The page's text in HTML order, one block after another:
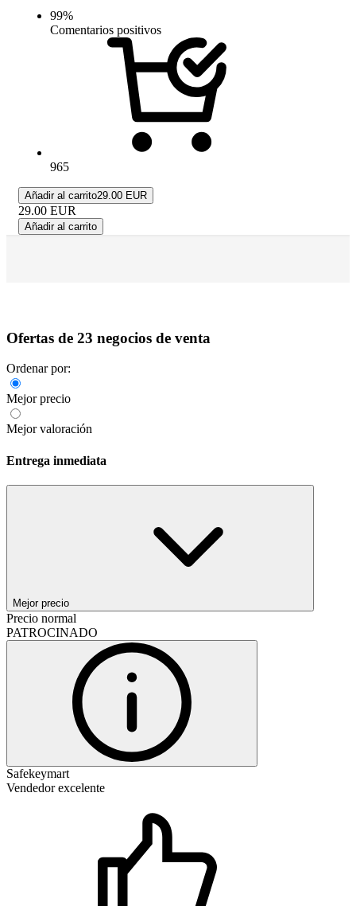
99%
Comentarios positivos
965
Añadir al carrito29.00 EUR
29.00 EUR
Añadir al carrito
Ofertas de 23 negocios de venta
Ordenar por:
Mejor precio
Mejor valoración
Entrega inmediata
Mejor precio
Precio normal
PATROCINADO
Safekeymart
Vendedor excelente